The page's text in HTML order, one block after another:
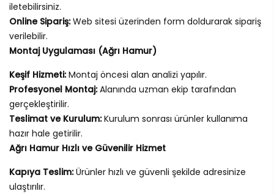
iletebilirsiniz.
Online Sipariş:Web sitesi üzerinden form doldurarak sipariş
verilebilir.
Montaj Uygulaması (Ağrı Hamur)
Keşif Hizmeti:Montaj öncesi alan analizi yapılır.
Profesyonel Montaj:Alanında uzman ekip tarafından
gerçekleştirilir.
Teslimat ve Kurulum:Kurulum sonrası ürünler kullanıma
hazır hale getirilir.
Ağrı Hamur Hızlı ve Güvenilir Hizmet
Kapıya Teslim:Ürünler hızlı ve güvenli şekilde adresinize
ulaştırılır.